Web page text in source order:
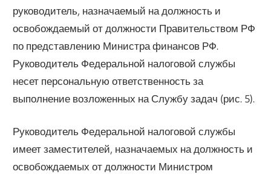
руководитель, назначаемый на должность и
освобождаемый от должности Правительством РФ
по представлению Министра финансов РФ.
Руководитель Федеральной налоговой службы
несет персональную ответственность за
выполнение возложенных на Службу задач (рис. 5).
Руководитель Федеральной налоговой службы
имеет заместителей, назначаемых на должность и
освобождаемых от должности Министром